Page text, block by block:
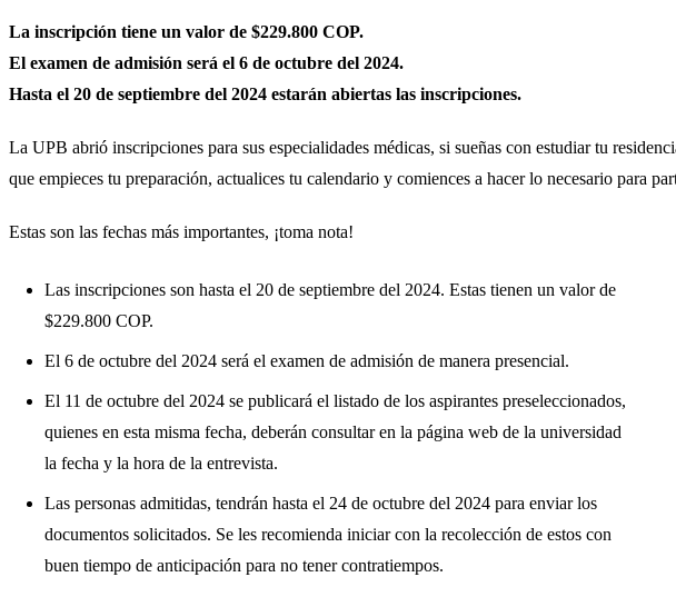
La inscripción tiene un valor de $229.800 COP.
El examen de admisión será el 6 de octubre del 2024.
Hasta el 20 de septiembre del 2024 estarán abiertas las inscripciones.
La UPB abrió inscripciones para sus especialidades médicas, si sueñas con estudiar tu
que empieces tu preparación, actualices tu calendario y comiences a hacer lo necesario para
Estas son las fechas más importantes, ¡toma nota!
Las inscripciones son hasta el 20 de septiembre del 2024. Estas tienen un valor de
$229.800 COP.
El 6 de octubre del 2024 será el examen de admisión de manera presencial.
El 11 de octubre del 2024 se publicará el listado de los aspirantes preseleccionados,
quienes en esta misma fecha, deberán consultar en la página web de la universidad
la fecha y la hora de la entrevista.
Las personas admitidas, tendrán hasta el 24 de octubre del 2024 para enviar los
documentos solicitados. Se les recomienda iniciar con la recolección de estos con
buen tiempo de anticipación para no tener contratiempos.